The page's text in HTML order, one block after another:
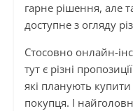
гарне рішення, але
доступне з огляду
Стосовно онлайн-
тут є різні
які планують
покупця. І